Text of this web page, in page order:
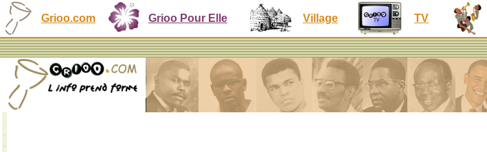
Grioo.com Grioo Pour Elle Village TV